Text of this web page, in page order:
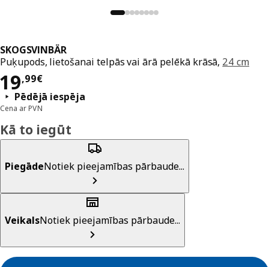
SKOGSVINBÄR
Puķupods, lietošanai telpās vai ārā pelēkā krāsā, 24 cm
19,99€
Cena 19,99€
Pēdējā iespēja
Cena ar PVN
Kā to iegūt
PiegādeNotiek pieejamības pārbaude...
VeikalsNotiek pieejamības pārbaude...